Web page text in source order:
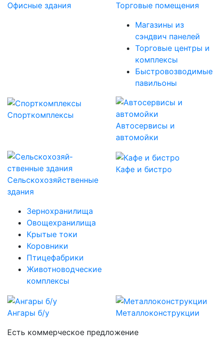
Офисные здания
Торговые помещения
Магазины из
сэндвич панелей
Торговые центры и
комплексы
Быстровозводимые
павильоны
Спорткомплексы
Автосервисы и
автомойки
Сельскохозяй­ственные
здания
Зернохранилища
Овощехранилища
Крытые токи
Коровники
Птицефабрики
Животноводческие
комплексы
Кафе и бистро
Ангары б/у
Металло­конструкции
Есть коммерческое предложение